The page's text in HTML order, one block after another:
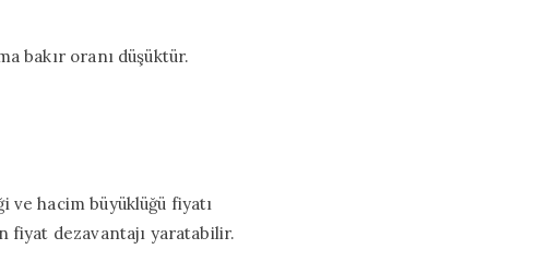
bakır oranı düşüktür.
hacim büyüklüğü fiyatı
fiyat dezavantajı yaratabilir.